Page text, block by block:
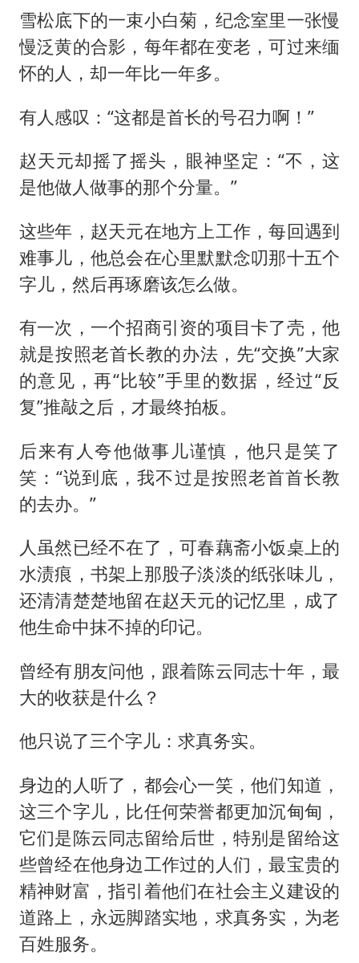
雪松底下的一束小白菊，纪念室里一张慢
慢泛黄的合影，每年都在变老，可过来缅
怀的人，却一年比一年多。
有人感叹：“这都是首长的号召力啊！”
赵天元却摇了摇头，眼神坚定：“不，这
是他做人做事的那个分量。”
这些年，赵天元在地方上工作，每回遇到
难事儿，他总会在心里默默念叨那十五个
字儿，然后再琢磨该怎么做。
有一次，一个招商引资的项目卡了壳，他
就是按照老首长教的办法，先“交换”大家
的意见，再“比较”手里的数据，经过“反
复”推敲之后，才最终拍板。
后来有人夸他做事儿谨慎，他只是笑了
笑：“说到底，我不过是按照老首首长教
的去办。”
人虽然已经不在了，可春藕斋小饭桌上的
水渍痕，书架上那股子淡淡的纸张味儿，
还清清楚楚地留在赵天元的记忆里，成了
他生命中抹不掉的印记。
曾经有朋友问他，跟着陈云同志十年，最
大的收获是什么？
他只说了三个字儿：求真务实。
身边的人听了，都会心一笑，他们知道，
这三个字儿，比任何荣誉都更加沉甸甸，
它们是陈云同志留给后世，特别是留给这
些曾经在他身边工作过的人们，最宝贵的
精神财富，指引着他们在社会主义建设的
道路上，永远脚踏实地，求真务实，为老
百姓服务。